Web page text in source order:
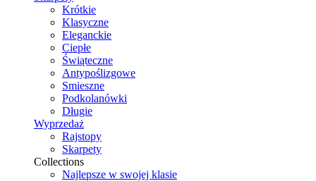
Krótkie
Klasyczne
Eleganckie
Ciepłe
Świąteczne
Antypoślizgowe
Smieszne
Podkolanówki
Długie
Wyprzedaż
Rajstopy
Skarpety
Collections
Najlepsze w swojej klasie